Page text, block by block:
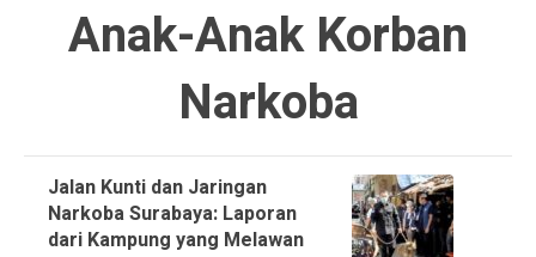
Anak-Anak Korban
Narkoba
Jalan Kunti dan Jaringan
Narkoba Surabaya: Laporan
dari Kampung yang Melawan